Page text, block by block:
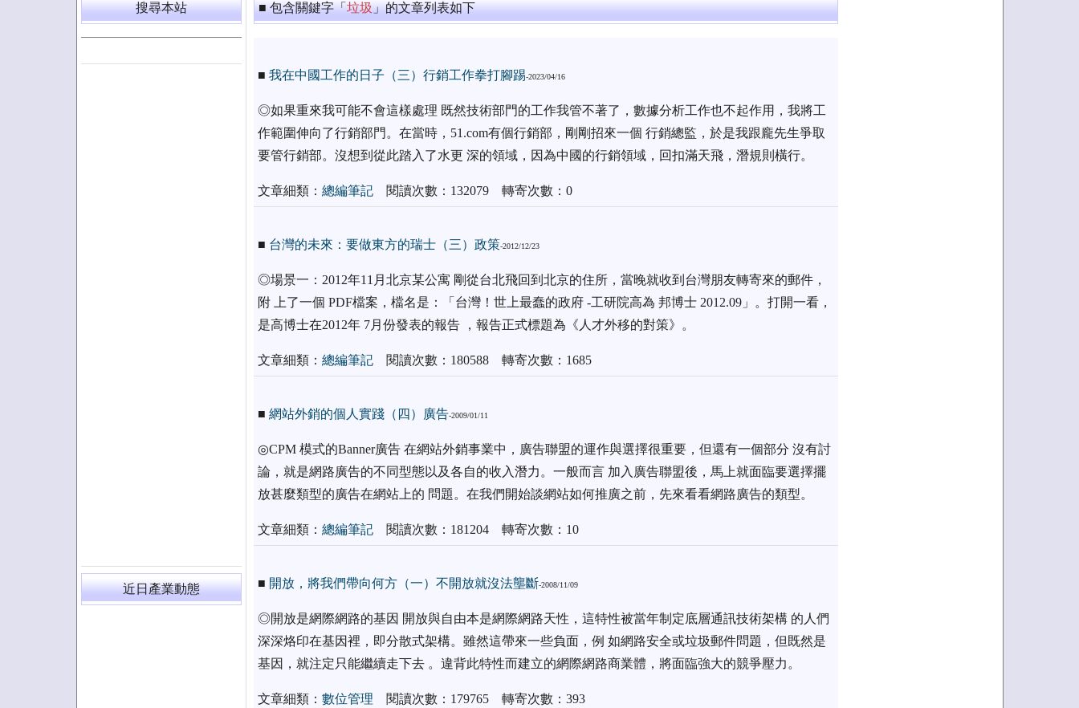
搜尋本站
近日產業動態
■ 包含關鍵字「垃圾」的文章列表如下
■ 我在中國工作的日子（三）行銷工作拳打腳踢-2023/04/16
◎如果重來我可能不會這樣處理 既然技術部門的工作我管不著了，數據分析工作也不起作用，我將工
作範圍伸向了行銷部門。在當時，51.com有個行銷部，剛剛招來一個 行銷總監，於是我跟龐先生爭取
要管行銷部。沒想到從此踏入了水更 深的領域，因為中國的行銷領域，回扣滿天飛，潛規則橫行。
文章細類： 總編筆記閱讀次數：132079 轉寄次數：0
■ 台灣的未來：要做東方的瑞士（三）政策-2012/12/23
◎場景一：2012年11月北京某公寓 剛從台北飛回到北京的住所，當晚就收到台灣朋友轉寄來的郵件，
附 上了一個 PDF檔案，檔名是：「台灣！世上最蠢的政府 -工研院高為 邦博士 2012.09」。打開一看，
是高博士在2012年 7月份發表的報告 ，報告正式標題為《人才外移的對策》。
文章細類： 總編筆記閱讀次數：180588 轉寄次數：1685
■ 網站外銷的個人實踐（四）廣告-2009/01/11
◎CPM 模式的Banner廣告 在網站外銷事業中，廣告聯盟的運作與選擇很重要，但還有一個部分 沒有討
論，就是網路廣告的不同型態以及各自的收入潛力。一般而言 加入廣告聯盟後，馬上就面臨要選擇擺
放甚麼類型的廣告在網站上的 問題。在我們開始談網站如何推廣之前，先來看看網路廣告的類型。
文章細類： 總編筆記閱讀次數：181204 轉寄次數：10
■ 開放，將我們帶向何方（一）不開放就沒法壟斷-2008/11/09
◎開放是網際網路的基因 開放與自由本是網際網路天性，這特性被當年制定底層通訊技術架構 的人們
深深烙印在基因裡，即分散式架構。雖然這帶來一些負面，例 如網路安全或垃圾郵件問題，但既然是
基因，就注定只能繼續走下去 。違背此特性而建立的網際網路商業體，將面臨強大的競爭壓力。
文章細類： 數位管理 閱讀次數：179765 轉寄次數：393